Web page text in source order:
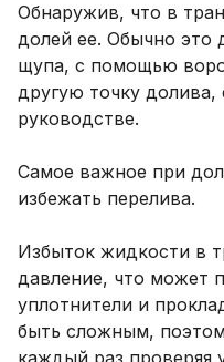
Обнаружив, что в
долей ее. Обычно это
щупа, с помощью
другую точку долива,
руководстве.
Самое важное при
избежать перелива.
Избыток жидкости в
давление, что может
уплотнители и
быть сложным,